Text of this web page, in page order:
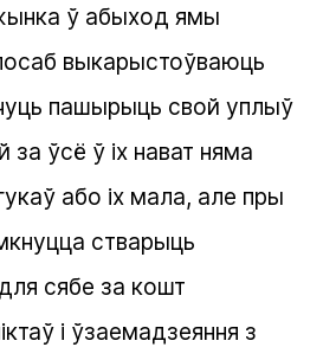
ў абыход ямы
выкарыстоўваюць
пашырыць свой уплыў
за ўсё ў іх нават няма
або іх мала, але пры
стварыць
сябе за кошт
і ўзаемадзеяння з